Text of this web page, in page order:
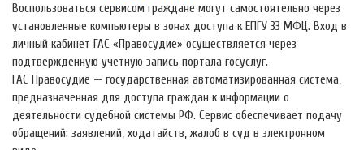
Воспользоваться сервисом граждане могут самостоятельно через
установленные компьютеры в зонах доступа к ЕПГУ 33 МФЦ. Вход в
личный кабинет ГАС «Правосудие» осуществляется через
подтвержденную учетную запись портала госуслуг.
ГАС Правосудие — государственная автоматизированная система,
предназначенная для доступа граждан к информации о
деятельности судебной системы РФ. Сервис обеспечивает подачу
обращений: заявлений, ходатайств, жалоб в суд в электронном